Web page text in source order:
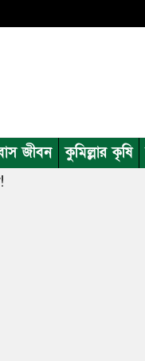
জীবন কুমিল্লার কৃষি